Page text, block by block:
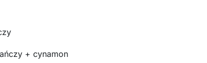
+ cynamon